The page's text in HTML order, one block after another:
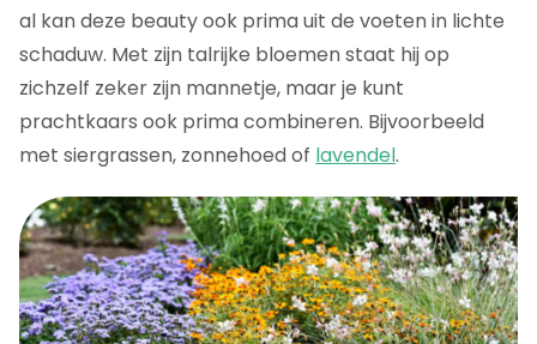
al kan deze beauty ook prima uit de voeten in lichte
schaduw. Met zijn talrijke bloemen staat hij op
zichzelf zeker zijn mannetje, maar je kunt
prachtkaars ook prima combineren. Bijvoorbeeld
met siergrassen, zonnehoed of lavendel.